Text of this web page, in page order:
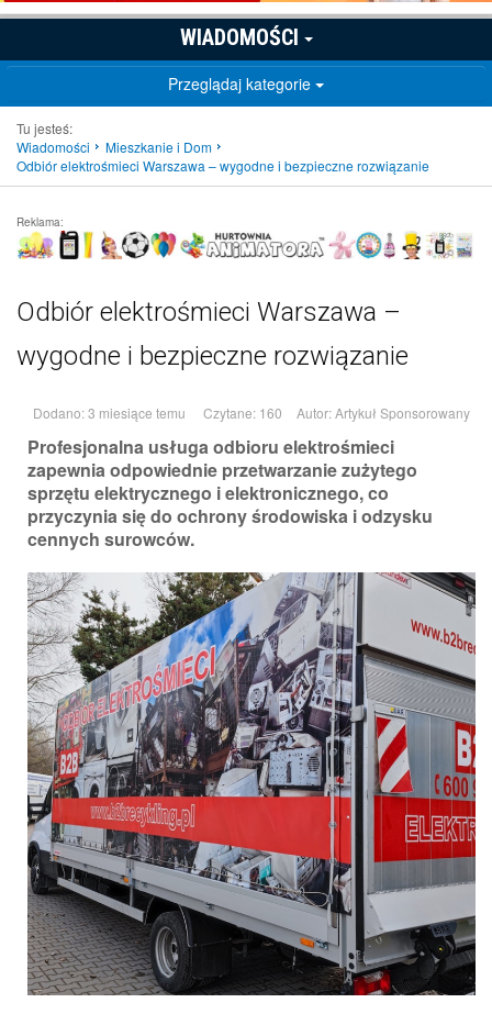
WIADOMOŚCI
Przeglądaj kategorie
Tu jesteś:
Wiadomości
Mieszkanie i Dom
Odbiór elektrośmieci Warszawa – wygodne i bezpieczne rozwiązanie
Reklama:
Odbiór elektrośmieci Warszawa –
wygodne i bezpieczne rozwiązanie
Dodano: 3 miesiące temu Czytane: 160 Autor:Artykuł Sponsorowany
Profesjonalna usługa odbioru elektrośmieci
zapewnia odpowiednie przetwarzanie zużytego
sprzętu elektrycznego i elektronicznego, co
przyczynia się do ochrony środowiska i odzysku
cennych surowców.